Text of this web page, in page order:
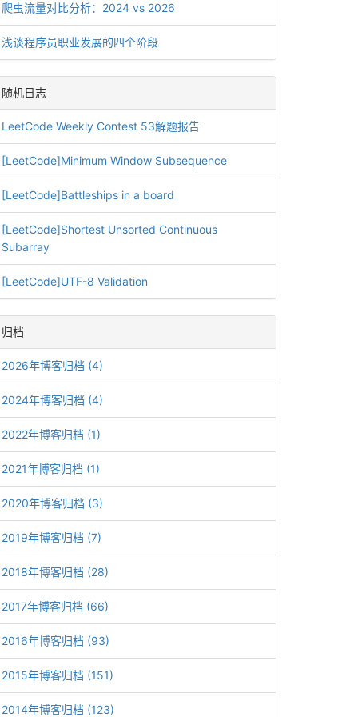
爬虫流量对比分析：2024 vs 2026
浅谈程序员职业发展的四个阶段
随机日志
LeetCode Weekly Contest 53解题报告
[LeetCode]Minimum Window Subsequence
[LeetCode]Battleships in a board
[LeetCode]Shortest Unsorted Continuous
Subarray
[LeetCode]UTF-8 Validation
归档
2026年博客归档 (4)
2024年博客归档 (4)
2022年博客归档 (1)
2021年博客归档 (1)
2020年博客归档 (3)
2019年博客归档 (7)
2018年博客归档 (28)
2017年博客归档 (66)
2016年博客归档 (93)
2015年博客归档 (151)
2014年博客归档 (123)